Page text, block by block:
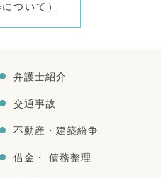
ついて）
弁護士紹介
交通事故
不動産・建築紛争
借金・ 債務整理